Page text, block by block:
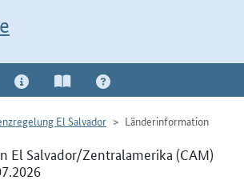
El Salvador Länderinformation
El Salvador/Zentralamerika (CAM)